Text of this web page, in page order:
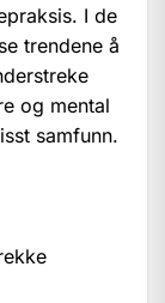
I de
trendene å
og mental
samfunn.